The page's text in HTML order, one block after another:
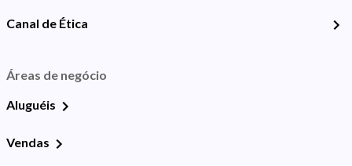
Canal de Ética
Áreas de negócio
Aluguéis
Vendas